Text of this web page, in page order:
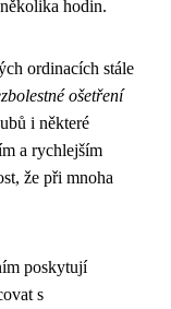
hodin.
ordinacích stále
ošetření
i některé
a rychlejším
že při mnoha
poskytují
s